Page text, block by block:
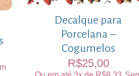
Decalque para
Porcelana –
Cogumelos
R$25,00